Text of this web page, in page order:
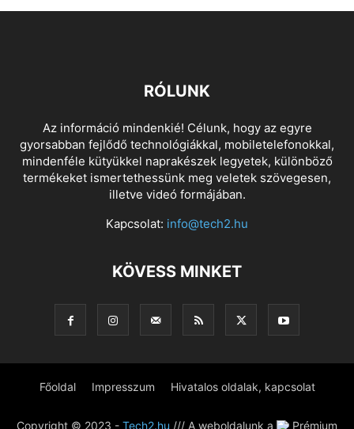
RÓLUNK
Az információ mindenkié! Célunk, hogy az egyre
gyorsabban fejlődő technológiákkal, mobiletelefonokkal,
mindenféle kütyükkel naprakészek legyetek, különböző
termékeket ismertethessünk meg veletek szövegesen,
illetve videó formájában.
Kapcsolat: info@tech2.hu
KÖVESS MINKET
Főoldal Impresszum Hivatalos oldalak, kapcsolat
Copyright © 2023 - Tech2.hu /// A weboldalunk a Prémium